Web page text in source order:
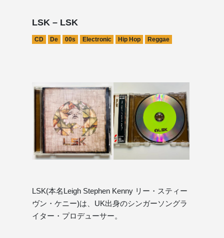
LSK – LSK
CD De 00s Electronic Hip Hop Reggae
LSK(本名Leigh Stephen Kenny リー・スティー
ヴン・ケニー)は、UK出身のシンガーソングラ
イター・プロデューサー。